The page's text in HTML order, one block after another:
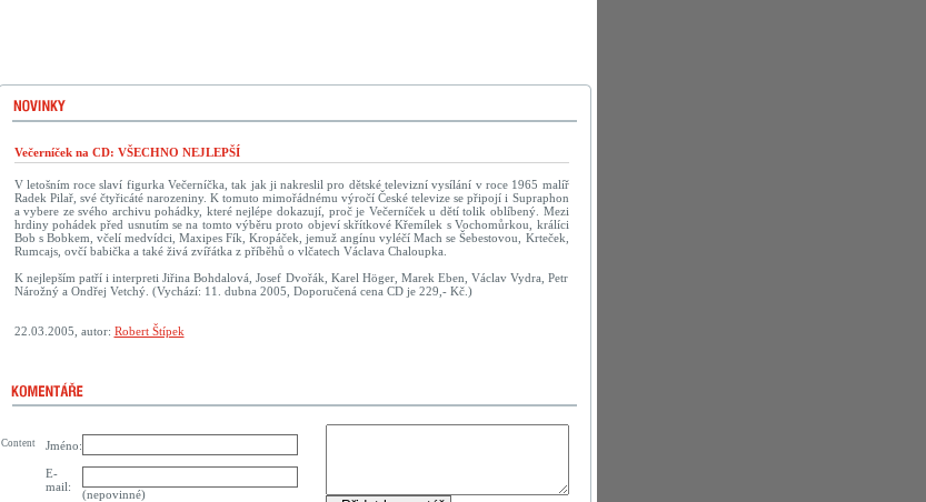
Večerníček na CD: VŠECHNO NEJLEPŠÍ
V letošním roce slaví figurka Večerníčka, tak jak ji nakreslil pro dětské televizní vysílání v roce 1965 malíř
Radek Pilař, své čtyřicáté narozeniny. K tomuto mimořádnému výročí České televize se připojí i Supraphon
a vybere ze svého archivu pohádky, které nejlépe dokazují, proč je Večerníček u dětí tolik oblíbený. Mezi
hrdiny pohádek před usnutím se na tomto výběru proto objeví skřítkové Křemílek s Vochomůrkou, králíci
Bob s Bobkem, včelí medvídci, Maxipes Fík, Kropáček, jemuž angínu vyléčí Mach se Šebestovou, Krteček,
Rumcajs, ovčí babička a také živá zvířátka z příběhů o vlčatech Václava Chaloupka.
K nejlepším patří i interpreti Jiřina Bohdalová, Josef Dvořák, Karel Höger, Marek Eben, Václav Vydra, Petr
Nárožný a Ondřej Vetchý. (Vychází: 11. dubna 2005, Doporučená cena CD je 229,- Kč.)
22.03.2005, autor: Robert Štípek
Jméno:
E-
mail:
(nepovinné)
Content